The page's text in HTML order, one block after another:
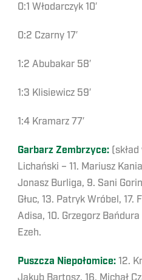
0:1 Włodarczyk 10′
0:2 Czarny 17′
1:2 Abubakar 58′
1:3 Klisiewicz 59′
1:4 Kramarz 77′
Garbarz Zembrzyce:
Lichański – 11. Mariusz
Jonasz Burliga, 9. Sani
Głuc, 13. Patryk Wróbel, 17.
Adisa, 10. Grzegorz
Ezeh.
Puszcza Niepołomice: 12.
Jakub Bartosz, 16. Michał